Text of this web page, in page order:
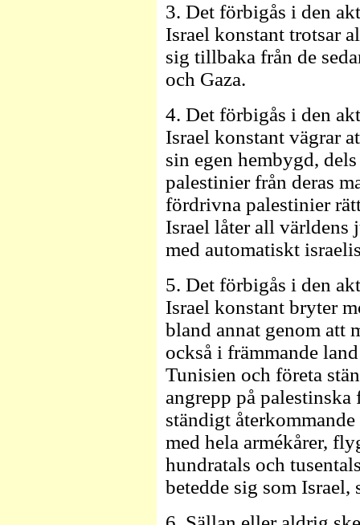
3. Det förbigås i den
Israel konstant trotsar
sig tillbaka från de
och Gaza.
4. Det förbigås i den
Israel konstant vägrar
sin egen hembygd,
palestinier från deras
fördrivna palestinier
Israel låter all världens
med automatiskt
5. Det förbigås i den
Israel konstant bryter
bland annat genom att
också i främmande
Tunisien och företa
angrepp på
ständigt
med hela armékårer,
hundratals och
betedde sig som